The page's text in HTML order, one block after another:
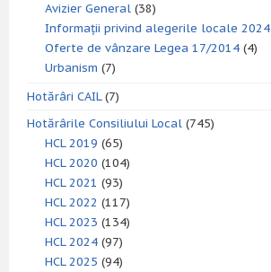
Avizier General (38)
Informații privind alegerile locale 2024
Oferte de vânzare Legea 17/2014 (4)
Urbanism (7)
Hotărâri CAIL(7)
Hotărârile Consiliului Local (745)
HCL 2019 (65)
HCL 2020 (104)
HCL 2021 (93)
HCL 2022 (117)
HCL 2023 (134)
HCL 2024 (97)
HCL 2025 (94)